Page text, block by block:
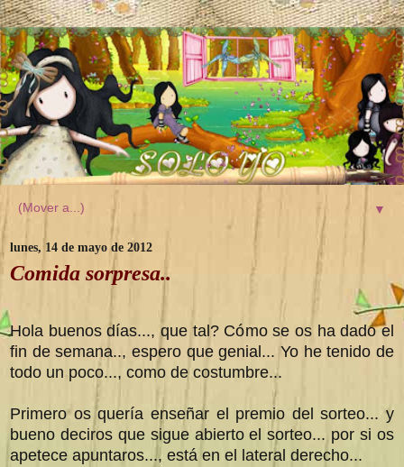
▼
lunes, 14 de mayo de 2012
Comida sorpresa..
Hola buenos días..., que tal? Cómo se os ha dado el
fin de semana.., espero que genial... Yo he tenido de
todo un poco..., como de costumbre...
Primero os quería enseñar el premio del sorteo... y
bueno deciros que sigue abierto el sorteo... por si os
apetece apuntaros..., está en el lateral derecho...